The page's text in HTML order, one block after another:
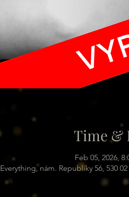
Time &
Feb 05, 2026,
Everything, nám. Republiky 56, 530